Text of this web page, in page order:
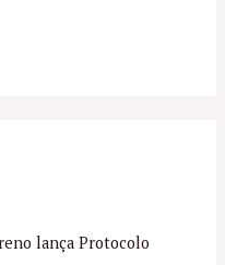
lança Protocolo